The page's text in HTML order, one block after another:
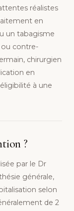
réalistes
en
un tabagisme
contre-
chirurgien
en
à une
?
par le Dr
générale,
selon
de 2